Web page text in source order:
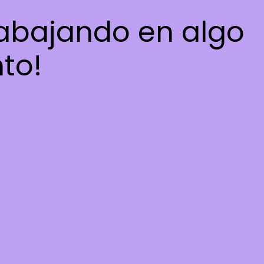
en algo